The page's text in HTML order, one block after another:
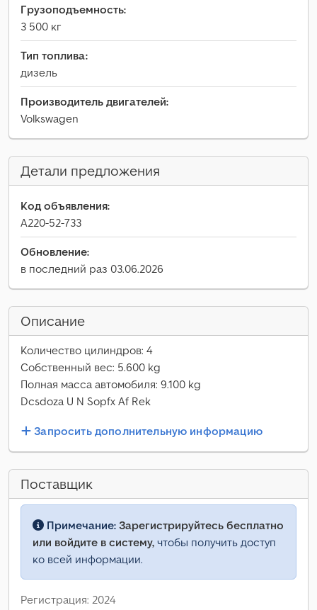
Грузоподъемность:
3 500 кг
Тип топлива:
дизель
Производитель двигателей:
Volkswagen
Детали предложения
Код объявления:
A220-52-733
Обновление:
в последний раз 03.06.2026
Описание
Количество цилиндров: 4
Собственный вес: 5.600 kg
Полная масса автомобиля: 9.100 kg
Dcsdoza U N Sopfx Af Rek
Запросить дополнительную информацию
Поставщик
Примечание: Зарегистрируйтесь бесплатно
или войдите в систему, чтобы получить доступ
ко всей информации.
Регистрация: 2024